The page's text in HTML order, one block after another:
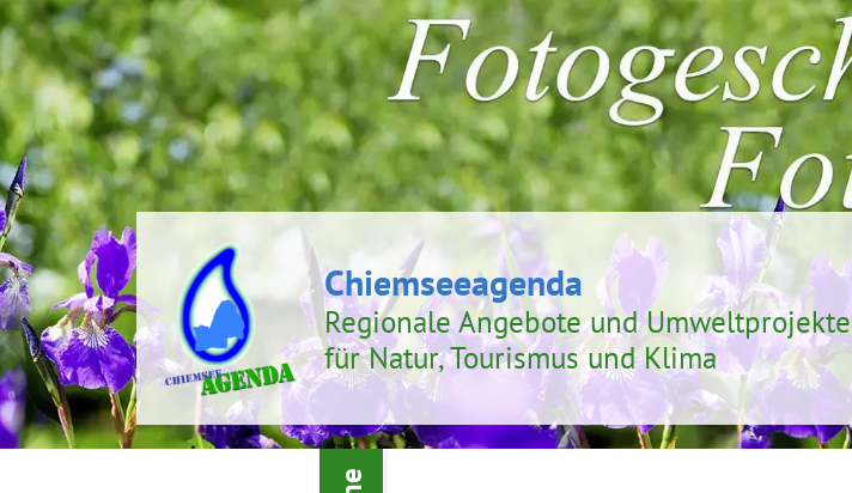
Chiemseeagenda
Regionale Angebote und Umweltprojekte
für Natur, Tourismus und Klima